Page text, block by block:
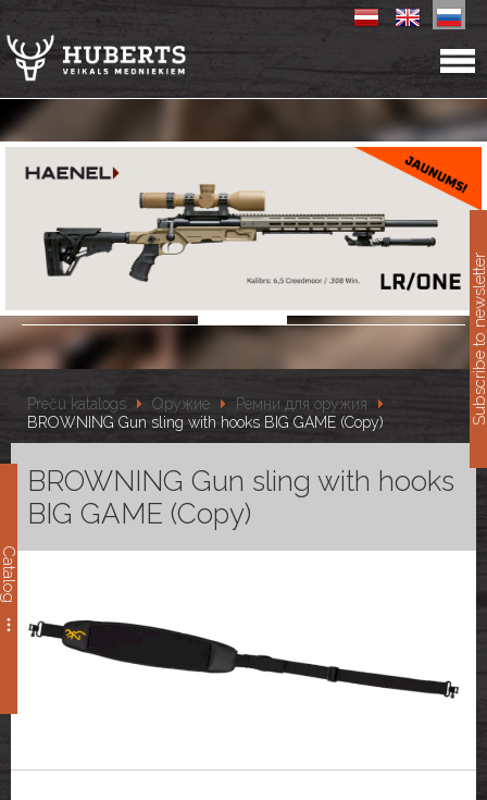
Catalog
Preču katalogs Оружие
Ремни для оружия
BROWNING Gun sling with hooks BIG GAME (Copy)
BROWNING Gun sling with hooks
BIG GAME (Copy)
Subscribe